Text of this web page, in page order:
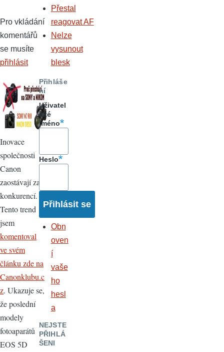
Pro vkládání
komentářů
se musíte
přihlásit
Inovace
společnosti
Canon
zaostávají za
konkurencí.
Tento trend
jsem
komentoval
ve svém
článku zde na
Canonklubu.c
z. Ukazuje se,
že poslední
modely
fotoaparátů
EOS 5D
Přestal
reagovat AF
Nelze
vysunout
blesk
Přihláše
ní
Uživatel
ské
jméno
Heslo
Obn
oven
í
vaše
ho
hesl
a
NEJSTE
PŘIHLÁ
ŠENI